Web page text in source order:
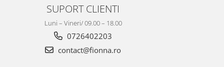
SUPORT CLIENTI
Luni – Vineri/ 09.00 – 18.00
0726402203
contact@fionna.ro